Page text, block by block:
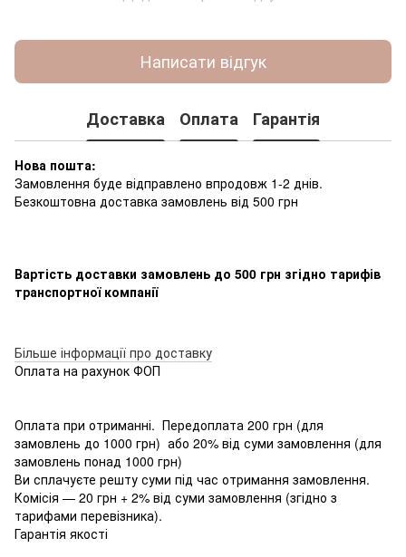
Написати відгук
Доставка Оплата Гарантія
Нова пошта:
Замовлення буде відправлено впродовж 1-2 днів.
Безкоштовна доставка замовлень від 500 грн
Вартість доставки замовлень до 500 грн згідно тарифів
транспортної компанії
Більше інформації про доставку
Оплата на рахунок ФОП
Оплата при отриманні. Передоплата 200 грн (для
замовлень до 1000 грн) або 20% від суми замовлення (для
замовлень понад 1000 грн)
Ви сплачуєте решту суми під час отримання замовлення.
Комісія — 20 грн + 2% від суми замовлення (згідно з
тарифами перевізника).
Гарантія якості